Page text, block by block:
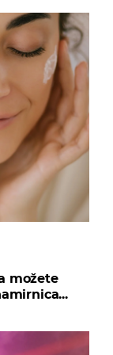
možete